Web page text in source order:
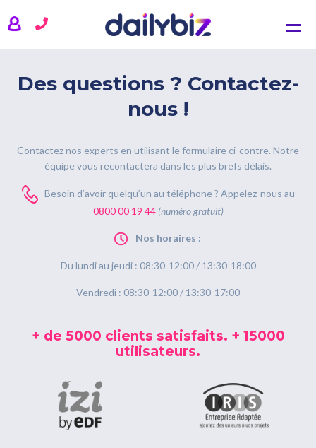
NOS SOLUTIONS
Comptabilité
Gestion commerciale
TARIFS
ACTUALITÉS
QUI SOMMES-NOUS ?
SE CONNECTER
CONTACTEZ-NOUS
0800 00 19 44
Des questions ? Contactez-
nous !
Contactez nos experts en utilisant le formulaire ci-contre. Notre
équipe vous recontactera dans les plus brefs délais.
Besoin d’avoir quelqu’un au téléphone ? Appelez-nous au
0800 00 19 44 (numéro gratuit)
Nos horaires :
Du lundi au jeudi : 08:30-12:00 / 13:30-18:00
Vendredi : 08:30-12:00 / 13:30-17:00
+ de 5000 clients satisfaits. + 15000
utilisateurs.